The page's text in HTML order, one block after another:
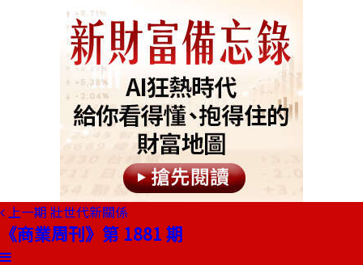
上一期 壯世代新關係
《商業周刊》第 1881 期